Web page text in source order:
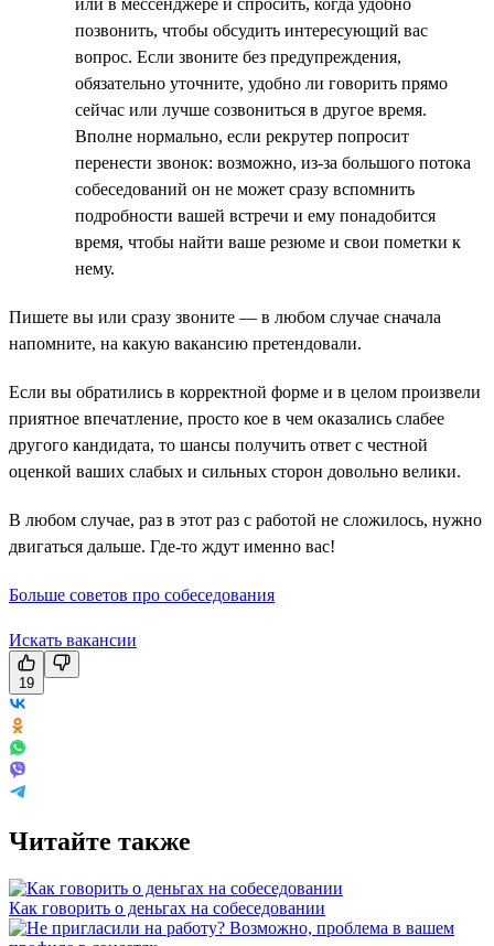
позвонить, чтобы обсудить интересующий вас
вопрос. Если звоните без предупреждения,
обязательно уточните, удобно ли говорить прямо
сейчас или лучше созвониться в другое время.
Вполне нормально, если рекрутер попросит
перенести звонок: возможно, из-за большого потока
собеседований он не может сразу вспомнить
подробности вашей встречи и ему понадобится
время, чтобы найти ваше резюме и свои пометки к
нему.
Пишете вы или сразу звоните — в любом случае сначала
напомните, на какую вакансию претендовали.
Если вы обратились в корректной форме и в целом произвели
приятное впечатление, просто кое в чем оказались слабее
другого кандидата, то шансы получить ответ с честной
оценкой ваших слабых и сильных сторон довольно велики.
В любом случае, раз в этот раз с работой не сложилось, нужно
двигаться дальше. Где-то ждут именно вас!
Больше советов про собеседования
Искать вакансии
19
Читайте также
Как говорить о деньгах на собеседовании